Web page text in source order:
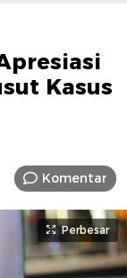
Kasus
Komentar
Perbesar